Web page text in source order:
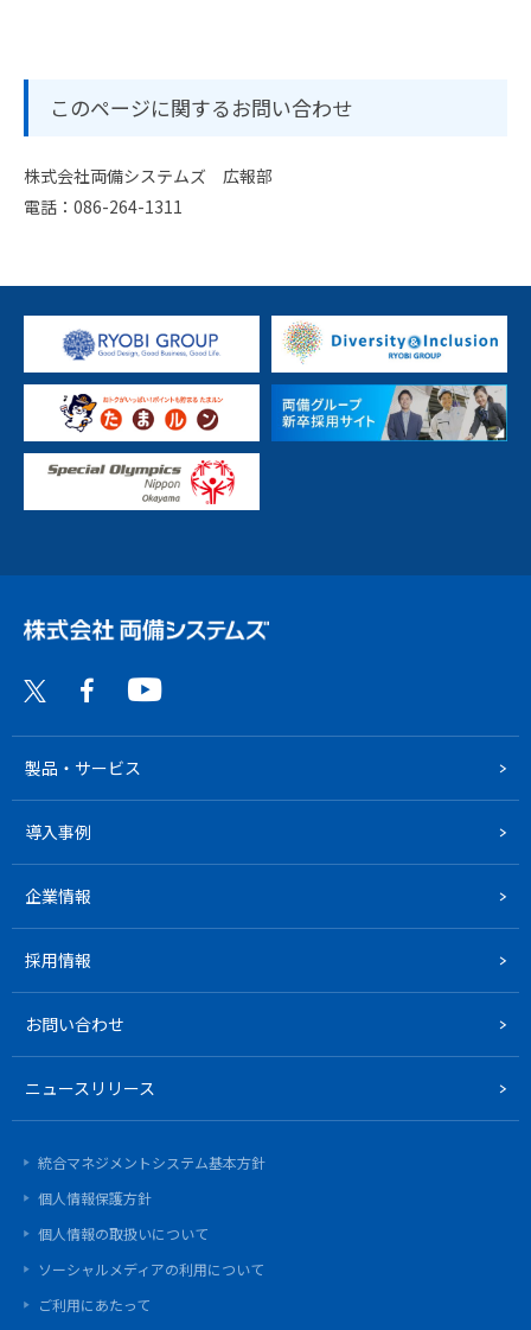
このページに関するお問い合わせ
株式会社両備システムズ 広報部
電話：086-264-1311
製品・サービス
導入事例
企業情報
採用情報
お問い合わせ
ニュースリリース
統合マネジメントシステム基本方針
個人情報保護方針
個人情報の取扱いについて
ソーシャルメディアの利用について
ご利用にあたって